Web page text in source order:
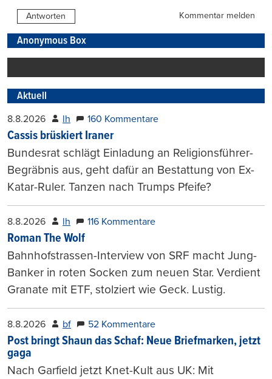
Antworten Kommentar melden
Anonymous Box
Aktuell
8.8.2026 lh 160 Kommentare
Cassis brüskiert Iraner
Bundesrat schlägt Einladung an Religionsführer-
Begräbnis aus, geht dafür an Bestattung von Ex-
Katar-Ruler. Tanzen nach Trumps Pfeife?
8.8.2026 lh 116 Kommentare
Roman The Wolf
Bahnhofstrassen-Interview von SRF macht Jung-
Banker in roten Socken zum neuen Star. Verdient
Granate mit ETF, stolziert wie Geck. Lustig.
8.8.2026 bf 52 Kommentare
Post bringt Shaun das Schaf: Neue Briefmarken, jetzt
gaga
Nach Garfield jetzt Knet-Kult aus UK: Mit